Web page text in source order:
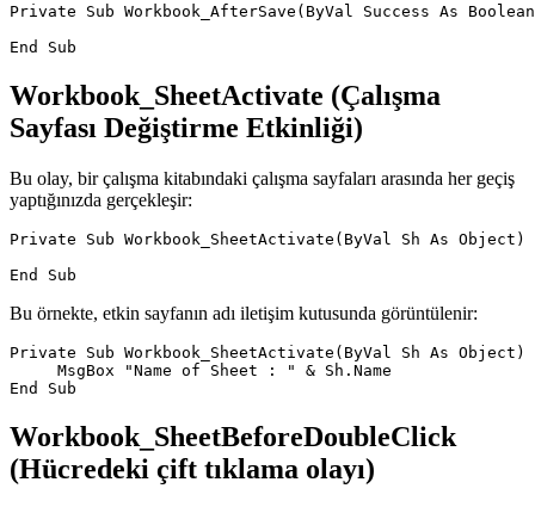
Private Sub Workbook_AfterSave(ByVal Success As
Workbook_SheetActivate (Çalışma
Sayfası Değiştirme Etkinliği)
Bu olay, bir çalışma kitabındaki çalışma sayfaları arasında her geçiş
yaptığınızda gerçekleşir:
Private Sub Workbook_SheetActivate(ByVal Sh As Object)
Bu örnekte, etkin sayfanın adı iletişim kutusunda görüntülenir:
Private Sub Workbook_SheetActivate(ByVal Sh As Object)
     MsgBox "Name of Sheet : " & Sh.Name
Workbook_SheetBeforeDoubleClick
(Hücredeki çift tıklama olayı)